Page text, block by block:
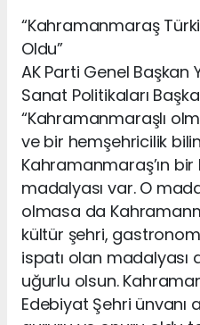
“Kahramanmaraş
Oldu”
AK Parti Genel Başkan
Sanat Politikaları
“Kahramanmaraşlı
ve bir hemşehricilik
Kahramanmaraş’ın
madalyası var. O
olmasa da
kültür şehri,
ispatı olan madalyası
uğurlu olsun.
Edebiyat Şehri ünvanı